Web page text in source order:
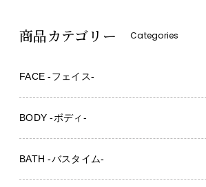
商品カテゴリー Categories
FACE -フェイス-
BODY -ボディ-
BATH -バスタイム-